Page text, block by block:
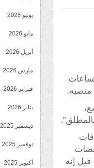
منصبه.
وهو ما قيل إنه
يونيو 2026
مايو 2026
أبريل 2026
مارس 2026
فبراير 2026
يناير 2026
ديسمبر 2025
نوفمبر 2025
أكتوبر 2025